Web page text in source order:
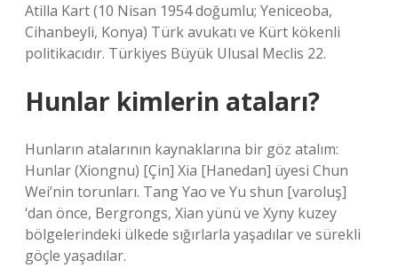
Atilla Kart (10 Nisan 1954 doğumlu; Yeniceoba,
Cihanbeyli, Konya) Türk avukatı ve Kürt kökenli
politikacıdır. Türkiyes Büyük Ulusal Meclis 22.
Hunlar kimlerin ataları?
Hunların atalarının kaynaklarına bir göz atalım:
Hunlar (Xiongnu) [Çin] Xia [Hanedan] üyesi Chun
Wei’nin torunları. Tang Yao ve Yu shun [varoluş]
‘dan önce, Bergrongs, Xian yünü ve Xyny kuzey
bölgelerindeki ülkede sığırlarla yaşadılar ve sürekli
göçle yaşadılar.